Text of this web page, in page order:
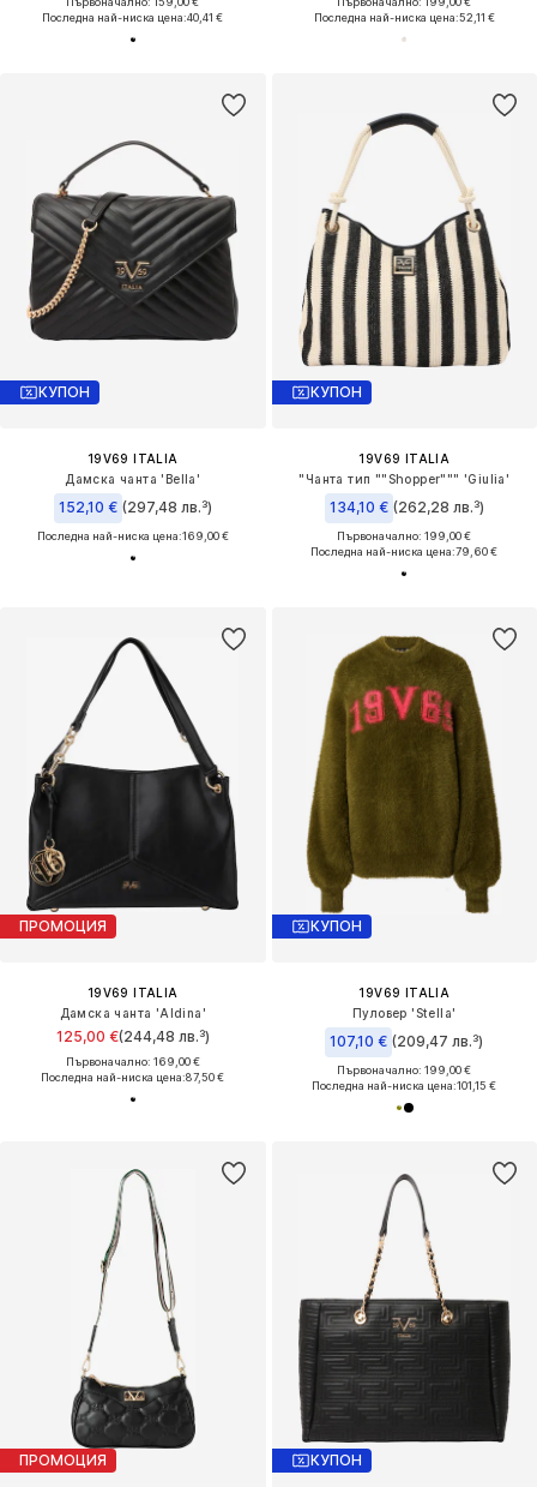
Последна най-ниска цена:40,41 €
Последна най-ниска цена:52,11 €
КУПОН
19V69 ITALIA
Дамска чанта 'Bella'
152,10 € (297,48 лв.³)
Последна най-ниска цена:169,00 €
КУПОН
19V69 ITALIA
"Чанта тип ""Shopper""" 'Giulia'
134,10 € (262,28 лв.³)
Първоначално: 199,00 €
Последна най-ниска цена:79,60 €
ПРОМОЦИЯ
19V69 ITALIA
Дамска чанта 'Aldina'
125,00 €(244,48 лв.³)
Първоначално: 169,00 €
Последна най-ниска цена:87,50 €
КУПОН
19V69 ITALIA
Пуловер 'Stella'
107,10 € (209,47 лв.³)
Първоначално: 199,00 €
Последна най-ниска цена:101,15 €
ПРОМОЦИЯ КУПОН